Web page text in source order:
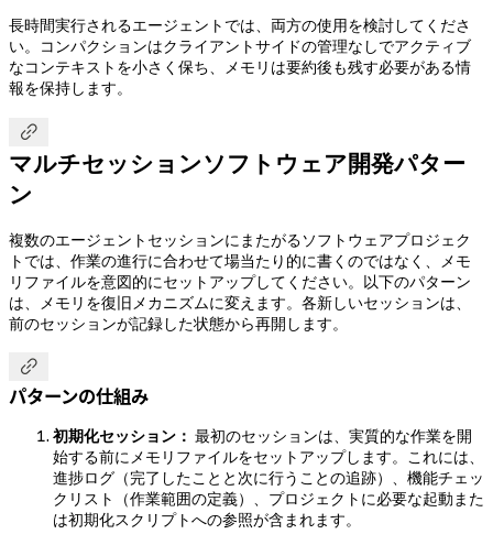
長時間実行されるエージェントでは、両方の使用を検討してくださ
い。コンパクションはクライアントサイドの管理なしでアクティブ
なコンテキストを小さく保ち、メモリは要約後も残す必要がある情
報を保持します。

マルチセッションソフトウェア開発パター
ン
複数のエージェントセッションにまたがるソフトウェアプロジェク
トでは、作業の進行に合わせて場当たり的に書くのではなく、メモ
リファイルを意図的にセットアップしてください。以下のパターン
は、メモリを復旧メカニズムに変えます。各新しいセッションは、
前のセッションが記録した状態から再開します。

パターンの仕組み
初期化セッション： 最初のセッションは、実質的な作業を開
始する前にメモリファイルをセットアップします。これには、
進捗ログ（完了したことと次に行うことの追跡）、機能チェッ
クリスト（作業範囲の定義）、プロジェクトに必要な起動また
は初期化スクリプトへの参照が含まれます。